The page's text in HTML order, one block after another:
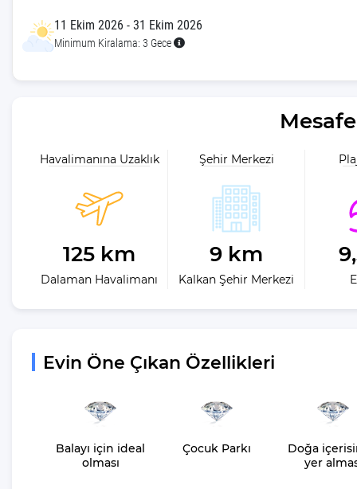
Her Bütçeye Uygun Kiralık Villa
11 Ekim 2026 - 31 Ekim 2026
Minimum Kiralama: 3 Gece
Havalimanına Uzaklık
125 km
Dalaman Havalimanı
Şehir Merkezi
9 km
Kalkan Şehir Merkezi
Evin Öne Çıkan Özellikleri
Balayı için ideal
olması
Çocuk Parkı
Doğa
yer